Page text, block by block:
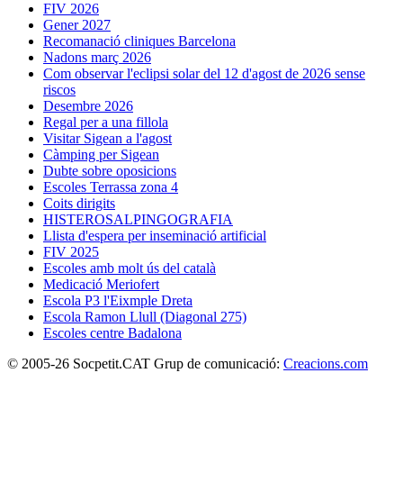
FIV 2026
Gener 2027
Recomanació cliniques Barcelona
Nadons març 2026
Com observar l'eclipsi solar del 12 d'agost de 2026 sense
riscos
Desembre 2026
Regal per a una fillola
Visitar Sigean a l'agost
Càmping per Sigean
Dubte sobre oposicions
Escoles Terrassa zona 4
Coits dirigits
HISTEROSALPINGOGRAFIA
Llista d'espera per inseminació artificial
FIV 2025
Escoles amb molt ús del català
Medicació Meriofert
Escola P3 l'Eixmple Dreta
Escola Ramon Llull (Diagonal 275)
Escoles centre Badalona
© 2005-26 Socpetit.CAT Grup de comunicació: Creacions.com